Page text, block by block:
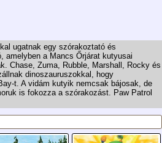
ugatnak egy szórakoztató és
amelyben a Mancs Őrjárat kutyusai
Chase, Zuma, Rubble, Marshall, Rocky és
dinoszauruszokkal, hogy
t. A vidám kutyik nemcsak bájosak, de
is fokozza a szórakozást. Paw Patrol